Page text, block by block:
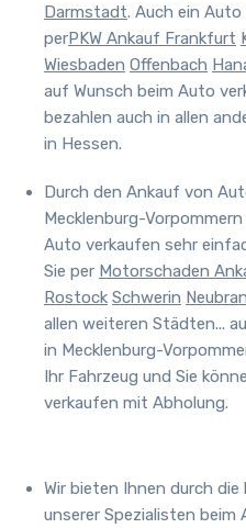
Darmstadt. Auch ein
perPKW Ankauf Frankfurt
Wiesbaden Offenbach
auf Wunsch beim Auto
bezahlen auch in allen
in Hessen.
Durch den Ankauf von
Mecklenburg-
Auto verkaufen sehr
Sie per Motorschaden
Rostock Schwerin
allen weiteren Städten...
in Mecklenburg-
Ihr Fahrzeug und Sie
verkaufen mit Abholung.
Wir bieten Ihnen durch
unserer Spezialisten